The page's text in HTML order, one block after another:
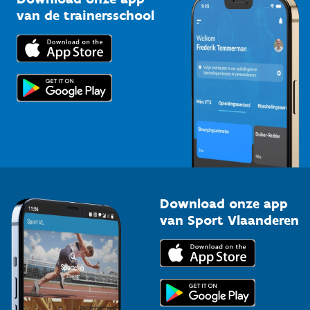
Bedrijven
Trainers en begeleiders
Topsporters
Downloads
Voor de pers
van de trainersschool
Download onze app
van Sport Vlaanderen